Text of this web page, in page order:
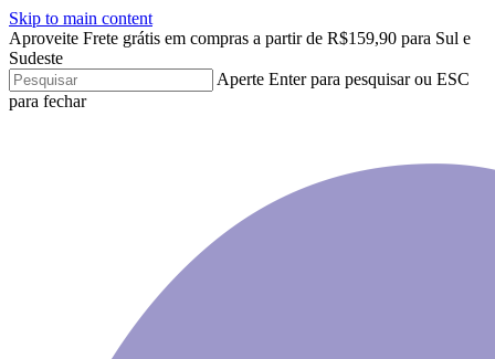
Skip to main content
Aproveite Frete grátis em compras a partir de R$159,90 para Sul e
Sudeste
Aperte Enter para pesquisar ou ESC
para fechar